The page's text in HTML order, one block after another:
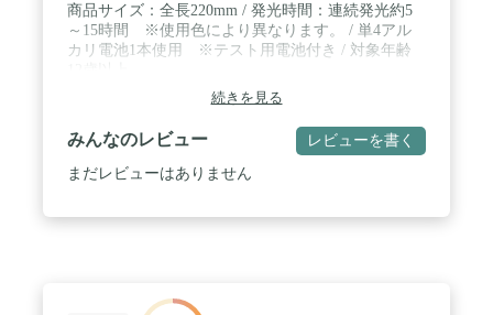
商品サイズ：全長220mm / 発光時間：連続発光約5
～15時間 ※使用色により異なります。 / 単4アル
カリ電池1本使用 ※テスト用電池付き / 対象年齢
続きを見る
みんなのレビュー レビューを書く
まだレビューはありません